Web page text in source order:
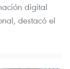
digital
destacó el